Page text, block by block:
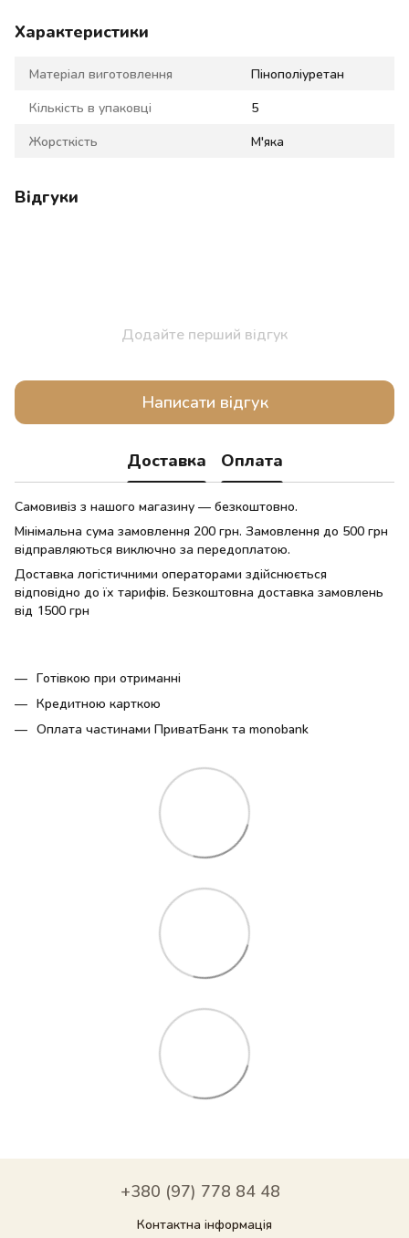
Характеристики
Матеріал виготовлення Пінополіуретан
Кількість в упаковці 5
Жорсткість М'яка
Відгуки
Додайте перший відгук
Написати відгук
Доставка Оплата
Самовивіз з нашого магазину — безкоштовно.
Мінімальна сума замовлення 200 грн. Замовлення до 500 грн
відправляються виключно за передоплатою.
Доставка логістичними операторами здійснюється
відповідно до їх тарифів. Безкоштовна доставка замовлень
від 1500 грн
Готівкою при отриманні
Кредитною карткою
Оплата частинами ПриватБанк та monobank
+380 (97) 778 84 48
Контактна інформація